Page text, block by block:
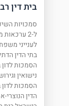
בית דין
סמכויות
ל-2
לענייני
בתי הדין
הסמכות לדון
נישואין
הסמכות
הדין